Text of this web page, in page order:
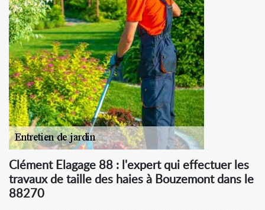
Clément Elagage 88 : l'expert qui effectuer les
travaux de taille des haies à Bouzemont dans le
88270